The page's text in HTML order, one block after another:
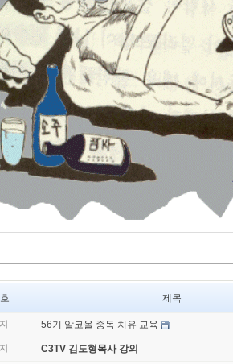
제목
56기 알코올 중독 치유 교육
C3TV 김도형목사 강의